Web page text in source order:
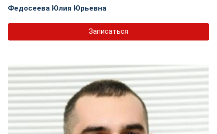
Федосеева Юлия Юрьевна
Записаться